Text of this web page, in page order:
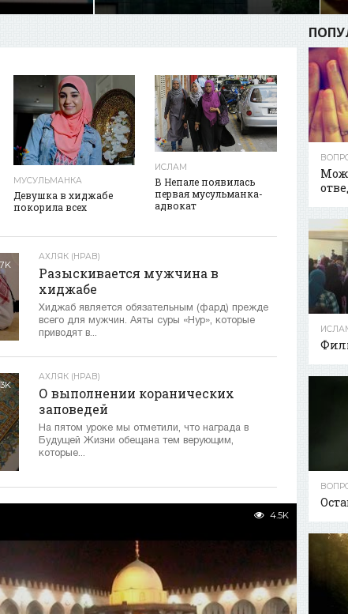
реклама
МУСУЛЬМАНКА
Девушка в хиджабе
покорила всех
ИСЛАМ
В Непале появилась
первая мусульманка-
адвокат
АХЛЯК (НРАВ)
Разыскивается мужчина в
хиджабе
Хиджаб является обязательным (фард) прежде
всего для мужчин. Аяты суры «Нур», которые
приводят в...
АХЛЯК (НРАВ)
О выполнении коранических
заповедей
На пятом уроке мы отметили, что награда в
Будущей Жизни обещана тем верующим,
которые...
4.5K